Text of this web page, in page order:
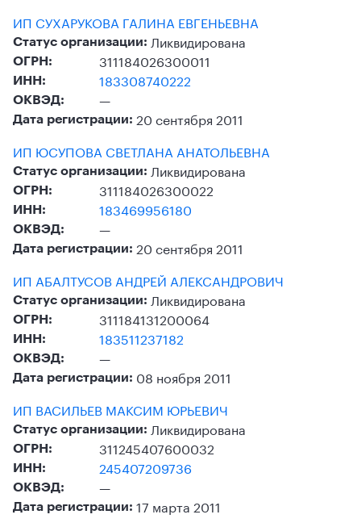
ИП СУХАРУКОВА ГАЛИНА ЕВГЕНЬЕВНА
Статус организации: Ликвидирована
ОГРН: 311184026300011
ИНН: 183308740222
ОКВЭД: —
Дата регистрации: 20 сентября 2011
ИП ЮСУПОВА СВЕТЛАНА АНАТОЛЬЕВНА
Статус организации: Ликвидирована
ОГРН: 311184026300022
ИНН: 183469956180
ОКВЭД: —
Дата регистрации: 20 сентября 2011
ИП АБАЛТУСОВ АНДРЕЙ АЛЕКСАНДРОВИЧ
Статус организации: Ликвидирована
ОГРН: 311184131200064
ИНН: 183511237182
ОКВЭД: —
Дата регистрации: 08 ноября 2011
ИП ВАСИЛЬЕВ МАКСИМ ЮРЬЕВИЧ
Статус организации: Ликвидирована
ОГРН: 311245407600032
ИНН: 245407209736
ОКВЭД: —
Дата регистрации: 17 марта 2011